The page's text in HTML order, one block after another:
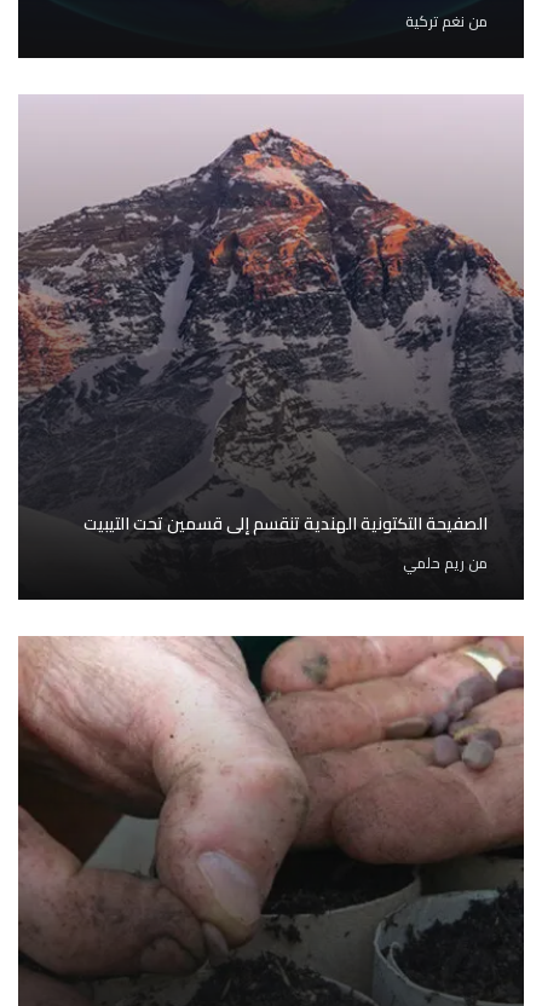
من نغم تركية
الصفيحة التكتونية الهندية تنقسم إلى قسمين تحت التيبيت
منريم حلمي